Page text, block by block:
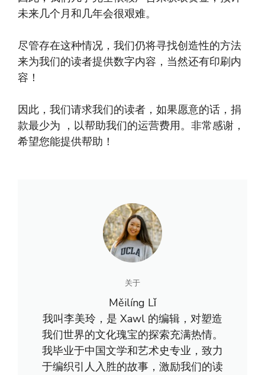
未来几个月和几年会很艰难。
尽管存在这种情况，我们仍将寻找创造性的方法
来为我们的读者提供数字内容，当然还有印刷内
容！
因此，我们请求我们的读者，如果愿意的话，捐
款最少为 ，以帮助我们的运营费用。非常感谢，
希望您能提供帮助！
关于
Měilíng Lǐ
我叫李美玲，是 Xawl 的编辑，对塑造
我们世界的文化瑰宝的探索充满热情。
我毕业于中国文学和艺术史专业，致力
于编织引人入胜的故事，激励我们的读